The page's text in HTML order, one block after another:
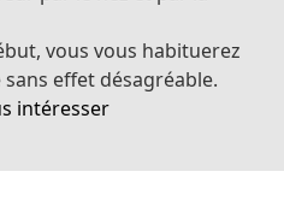
vous vous habituerez
effet désagréable.
intéresser